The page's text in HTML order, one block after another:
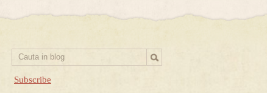
Subscribe